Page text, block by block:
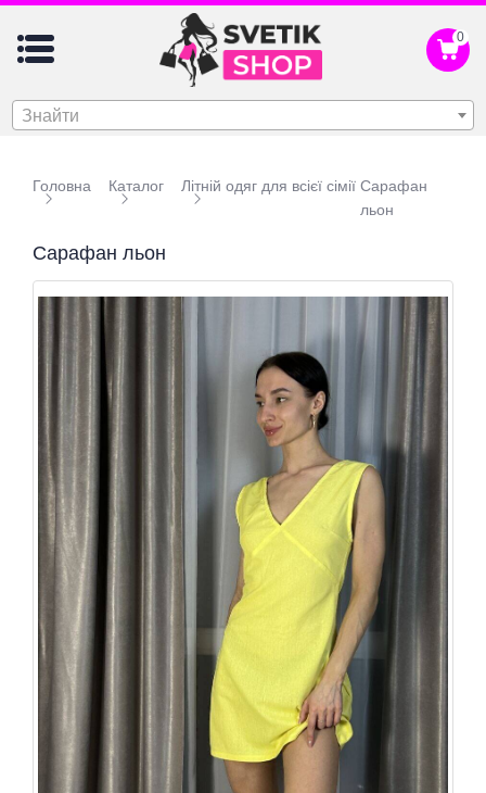
0
Знайти
Головна Каталог Літній одяг для всієї сімії Сарафан
льон
Сарафан льон